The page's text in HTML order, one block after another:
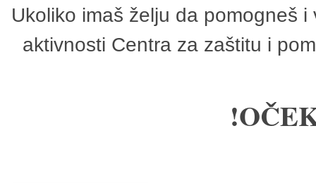
Ukoliko imaš želju da pomogneš
aktivnosti Centra za zaštitu i